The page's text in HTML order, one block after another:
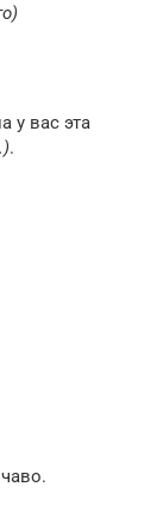
у вас эта
.